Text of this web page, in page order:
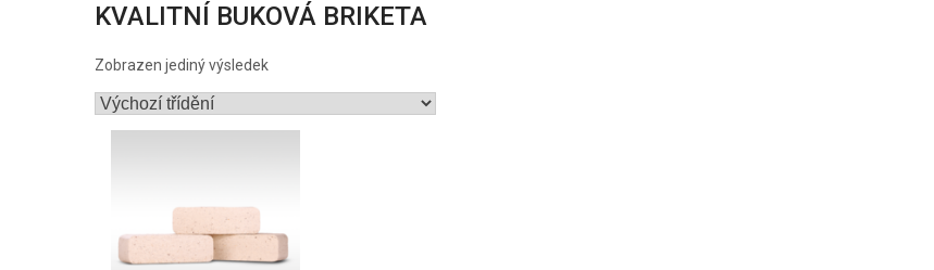
KVALITNÍ BUKOVÁ BRIKETA
Zobrazen jediný výsledek